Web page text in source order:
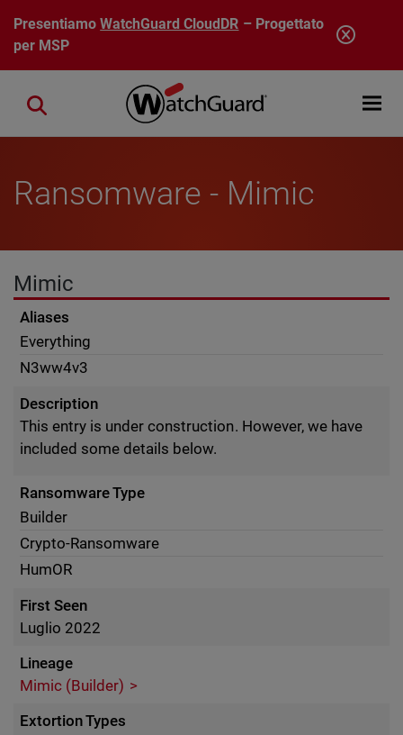
Salta al contenuto principale
PresentiamoWatchGuard CloudDR – Progettato
per MSP
Open
Close search
Ransomware - Mimic
Mimic
Aliases
Everything
N3ww4v3
Description
This entry is under construction. However, we have
included some details below.
Ransomware Type
Builder
Crypto-Ransomware
HumOR
First Seen
Luglio 2022
Lineage
Mimic (Builder)
Extortion Types